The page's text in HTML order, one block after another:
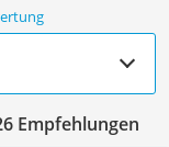
Empfehlungen